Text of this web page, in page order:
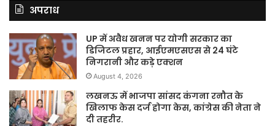
अपराध
UP में अवैध खनन पर योगी सरकार का
डिजिटल प्रहार, आईएमएसएस से 24 घंटे
निगरानी और कड़े एक्शन
August 4, 2026
लखनऊ में भाजपा सांसद कंगना रनौत के
खिलाफ केस दर्ज होगा केस, कांग्रेस की नेता ने
दी तहरीर.